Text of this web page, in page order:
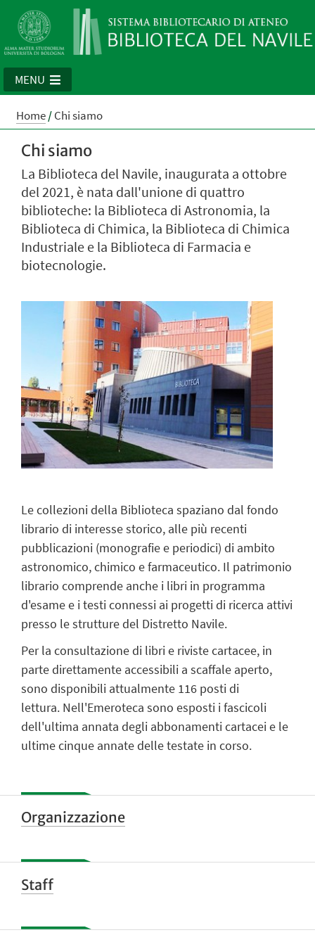
MENU
Home/Chi siamo
Chi siamo
La Biblioteca del Navile, inaugurata a ottobre
del 2021, è nata dall'unione di quattro
biblioteche: la Biblioteca di Astronomia, la
Biblioteca di Chimica, la Biblioteca di Chimica
Industriale e la Biblioteca di Farmacia e
biotecnologie.
Le collezionidella Biblioteca spaziano dal fondo
librario di interesse storico, alle più recenti
pubblicazioni (monografie e periodici) di ambito
astronomico, chimico e farmaceutico. Il patrimonio
librario comprende anche i libri in programma
d'esame e i testi connessi ai progetti di ricerca attivi
presso le strutture del Distretto Navile.
Per la consultazione di libri e riviste cartacee, in
parte direttamente accessibili a scaffale aperto,
sono disponibili attualmente 116 posti di
lettura. Nell'Emeroteca sono esposti i fascicoli
dell'ultima annata degli abbonamenti cartacei e le
ultime cinque annate delle testate in corso.
Organizzazione
Staff